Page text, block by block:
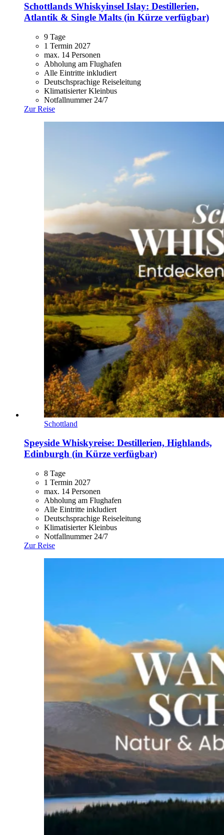
Schottlands Whiskyinsel Islay: Destillerien,
Atlantik & Single Malts (in Kürze verfügbar)
9 Tage
1 Termin 2027
max. 14 Personen
Abholung am Flughafen
Alle Eintritte inkludiert
Deutschsprachige Reiseleitung
Klimatisierter Kleinbus
Notfallnummer 24/7
Zur Reise
Schottland
Speyside Whiskyreise: Destillerien, Highlands,
Edinburgh (in Kürze verfügbar)
8 Tage
1 Termin 2027
max. 14 Personen
Abholung am Flughafen
Alle Eintritte inkludiert
Deutschsprachige Reiseleitung
Klimatisierter Kleinbus
Notfallnummer 24/7
Zur Reise